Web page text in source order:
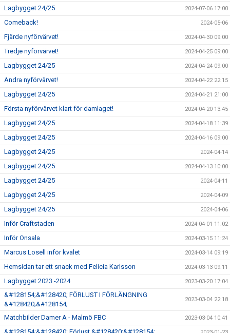
Lagbygget 24/25 2024-07-06 17:00
Comeback! 2024-05-06
Fjärde nyförvärvet! 2024-04-30 09:00
Tredje nyförvärvet! 2024-04-25 09:00
Lagbygget 24/25 2024-04-24 09:00
Andra nyförvärvet! 2024-04-22 22:15
Lagbygget 24/25 2024-04-21 21:00
Första nyförvärvet klart för damlaget! 2024-04-20 13:45
Lagbygget 24/25 2024-04-18 11:39
Lagbygget 24/25 2024-04-16 09:00
Lagbygget 24/25 2024-04-14
Lagbygget 24/25 2024-04-13 10:00
Lagbygget 24/25 2024-04-11
Lagbygget 24/25 2024-04-09
Lagbygget 24/25 2024-04-06
Inför Craftstaden 2024-04-01 11:02
Inför Onsala 2024-03-15 11:24
Marcus Losell inför kvalet 2024-03-14 09:19
Hemsidan tar ett snack med Felicia Karlsson 2024-03-13 09:11
Lagbygget 2023 -2024 2023-03-20 17:04
&#128154;&#128420; FÖRLUST I FÖRLÄNGNING
&#128420;&#128154;
2023-03-04 22:18
Matchbilder Damer A - Malmö FBC 2023-03-04 10:41